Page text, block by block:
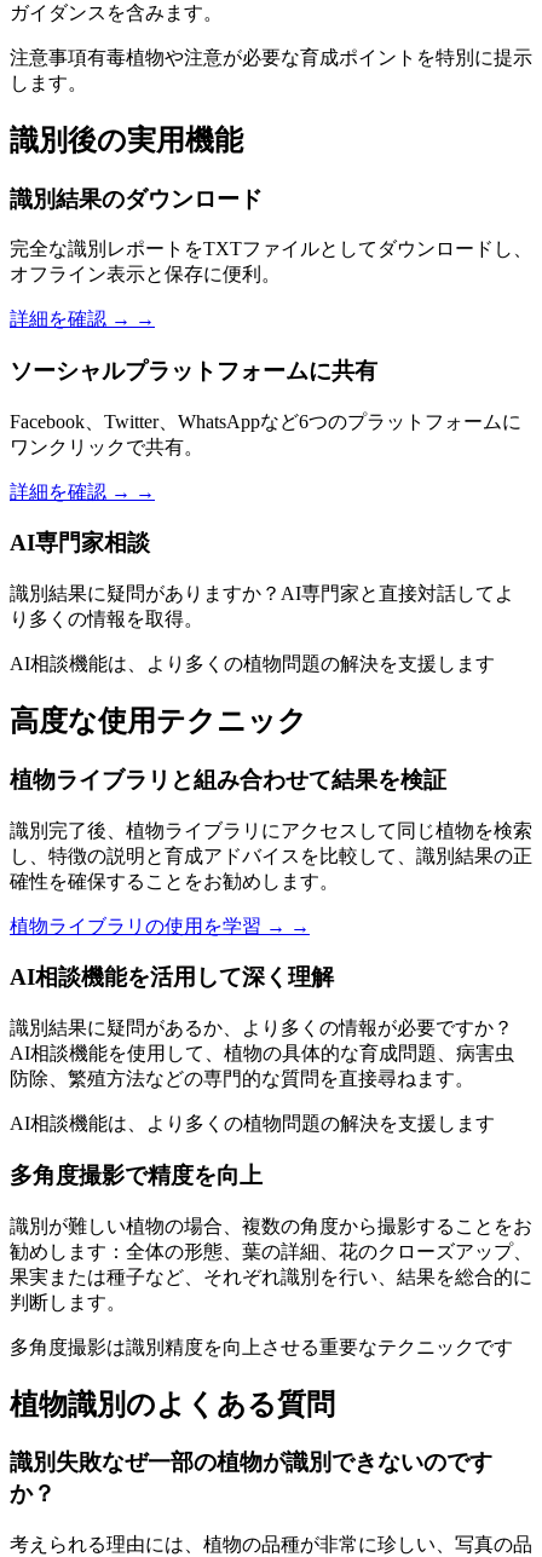
ガイダンスを含みます。
注意事項有毒植物や注意が必要な育成ポイントを特別に提示
します。
識別後の実用機能
識別結果のダウンロード
完全な識別レポートをTXTファイルとしてダウンロードし、
オフライン表示と保存に便利。
詳細を確認 → →
ソーシャルプラットフォームに共有
Facebook、Twitter、WhatsAppなど6つのプラットフォームに
ワンクリックで共有。
詳細を確認 → →
AI専門家相談
識別結果に疑問がありますか？AI専門家と直接対話してよ
り多くの情報を取得。
AI相談機能は、より多くの植物問題の解決を支援します
高度な使用テクニック
植物ライブラリと組み合わせて結果を検証
識別完了後、植物ライブラリにアクセスして同じ植物を検索
し、特徴の説明と育成アドバイスを比較して、識別結果の正
確性を確保することをお勧めします。
植物ライブラリの使用を学習 → →
AI相談機能を活用して深く理解
識別結果に疑問があるか、より多くの情報が必要ですか？
AI相談機能を使用して、植物の具体的な育成問題、病害虫
防除、繁殖方法などの専門的な質問を直接尋ねます。
AI相談機能は、より多くの植物問題の解決を支援します
多角度撮影で精度を向上
識別が難しい植物の場合、複数の角度から撮影することをお
勧めします：全体の形態、葉の詳細、花のクローズアップ、
果実または種子など、それぞれ識別を行い、結果を総合的に
判断します。
多角度撮影は識別精度を向上させる重要なテクニックです
植物識別のよくある質問
識別失敗なぜ一部の植物が識別できないのです
か？
考えられる理由には、植物の品種が非常に珍しい、写真の品